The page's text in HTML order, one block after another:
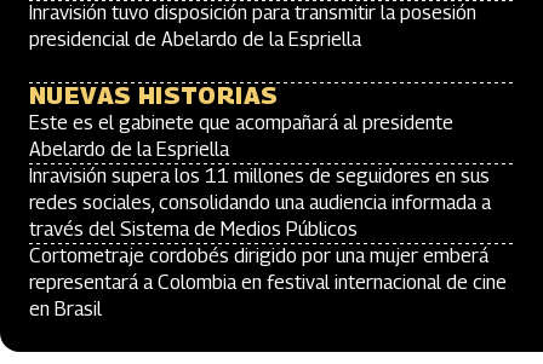
Inravisión tuvo disposición para transmitir la posesión
presidencial de Abelardo de la Espriella
NUEVAS HISTORIAS
Este es el gabinete que acompañará al presidente
Abelardo de la Espriella
Inravisión supera los 11 millones de seguidores en sus
redes sociales, consolidando una audiencia informada a
través del Sistema de Medios Públicos
Cortometraje cordobés dirigido por una mujer emberá
representará a Colombia en festival internacional de cine
en Brasil